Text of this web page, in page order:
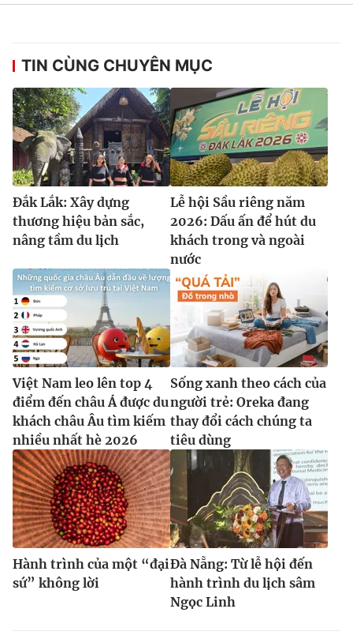
TIN CÙNG CHUYÊN MỤC
Đắk Lắk: Xây dựng
thương hiệu bản sắc,
nâng tầm du lịch
Lễ hội Sầu riêng năm
2026: Dấu ấn để hút du
khách trong và ngoài
nước
Việt Nam leo lên top 4
điểm đến châu Á được du
khách châu Âu tìm kiếm
nhiều nhất hè 2026
Sống xanh theo cách của
người trẻ: Oreka đang
thay đổi cách chúng ta
tiêu dùng
Hành trình của một “đại
sứ” không lời
Đà Nẵng: Từ lễ hội đến
hành trình du lịch sâm
Ngọc Linh